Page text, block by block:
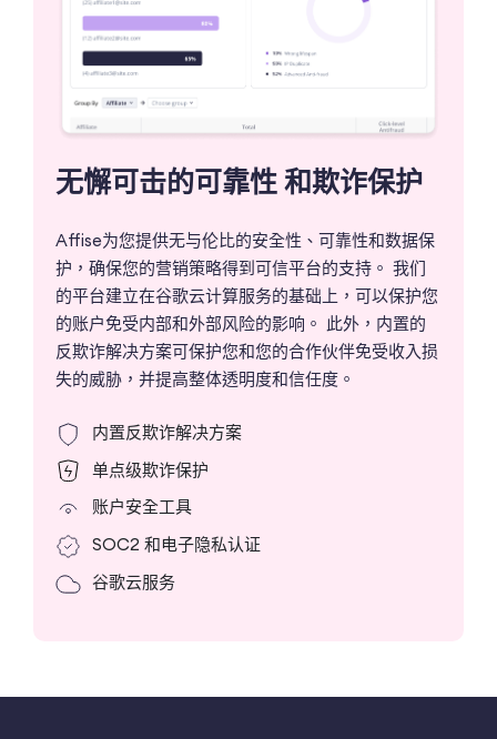
无懈可击的可靠性和欺诈保护
Affise为您提供无与伦比的安全性、可靠性和数据保
护，确保您的营销策略得到可信平台的支持。 我们
的平台建立在谷歌云计算服务的基础上，可以保护您
的账户免受内部和外部风险的影响。 此外，内置的
反欺诈解决方案可保护您和您的合作伙伴免受收入损
失的威胁，并提高整体透明度和信任度。
内置反欺诈解决方案
单点级欺诈保护
账户安全工具
SOC2 和电子隐私认证
谷歌云服务